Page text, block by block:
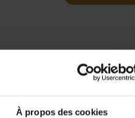
À propos des cookies
as a
29,99